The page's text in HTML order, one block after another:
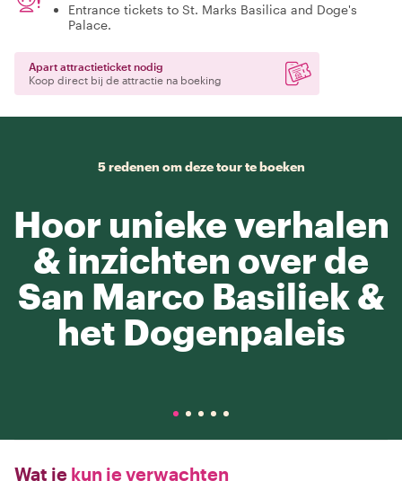
Entrance tickets to St. Marks Basilica and Doge's
Palace.
Apart attractieticket nodig
Koop direct bij de attractie na boeking
5 redenen om deze tour te boeken
Hoor unieke verhalen
& inzichten over de
San Marco Basiliek &
het Dogenpaleis
Wat je kun je verwachten